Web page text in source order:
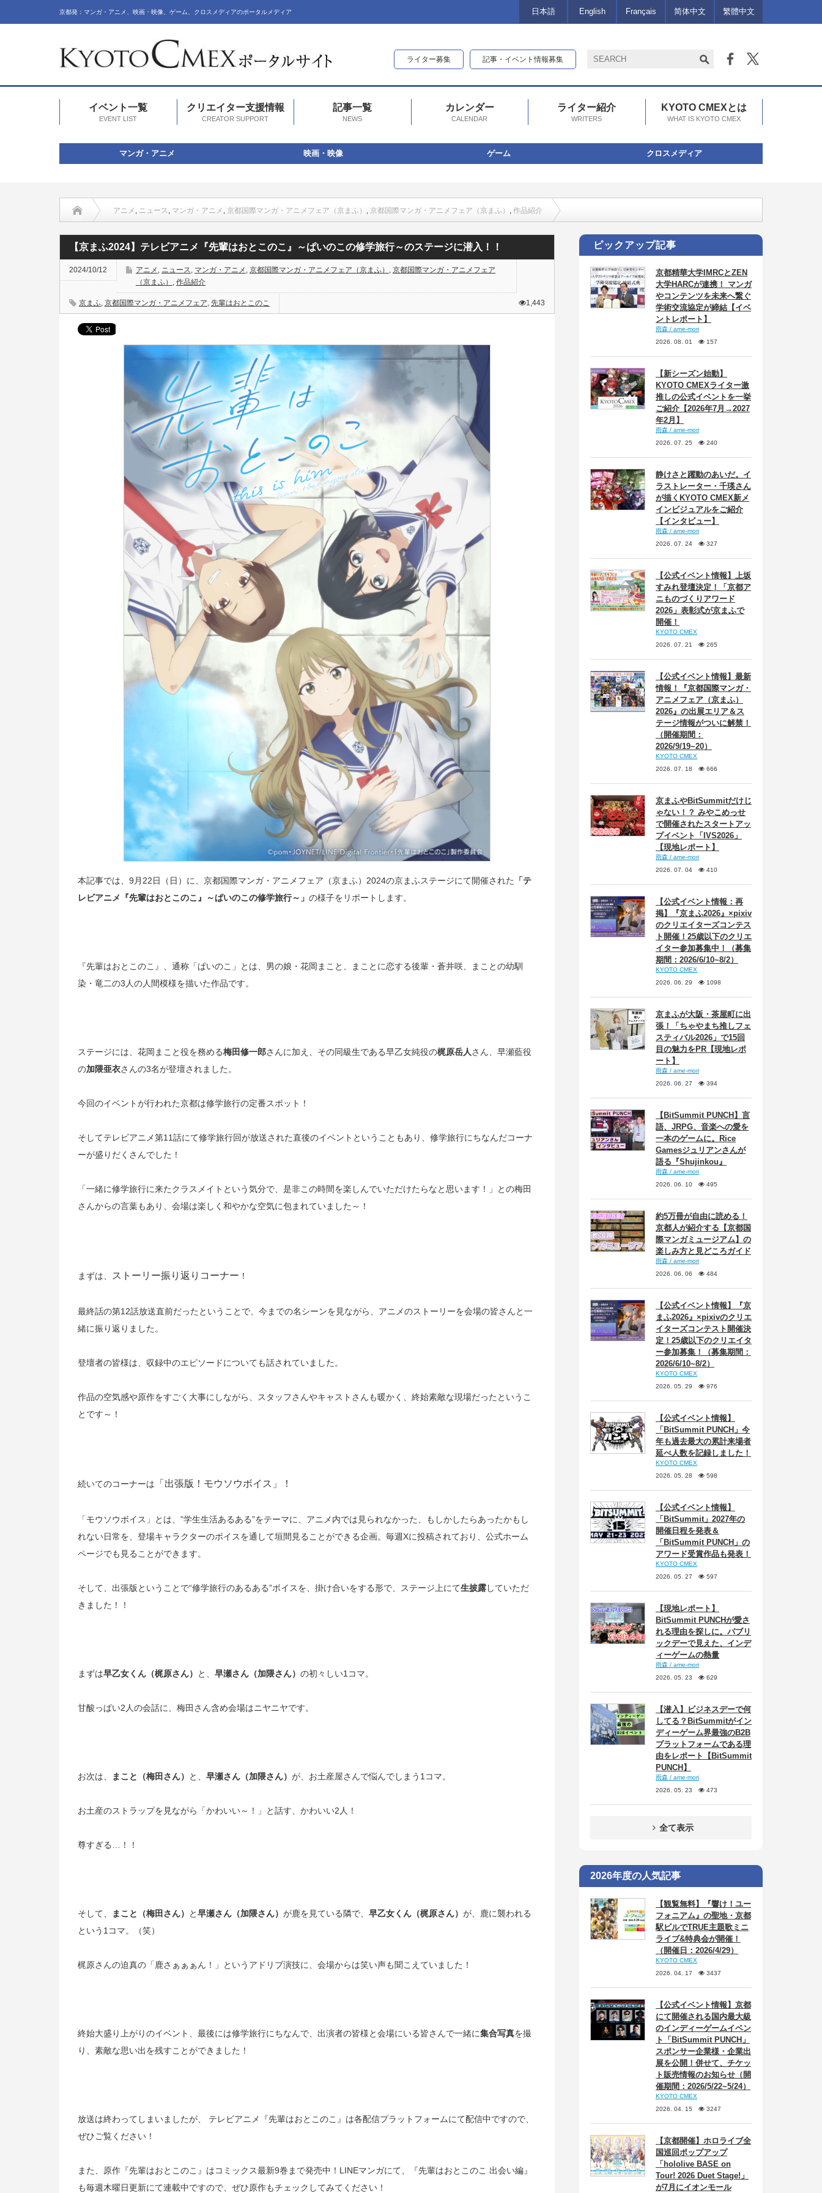
京都発：マンガ・アニメ、映画・映像、ゲーム、クロスメディアのポータルメディア 日本語 English Français 简体中文 繁體中文
ライター募集 記事・イベント情報募集
イベント一覧
EVENT LIST
クリエイター支援情報
CREATOR SUPPORT
記事一覧
NEWS
カレンダー
CALENDAR
ライター紹介
WRITERS
KYOTO CMEXとは
WHAT IS KYOTO CMEX
マンガ・アニメ 映画・映像 ゲーム クロスメディア
アニメ , ニュース, マンガ・アニメ , 京都国際マンガ・アニメフェア（京まふ） , 京都国際マンガ・アニメフェア（京まふ） , 作品紹介
【京まふ2024】テレビアニメ『先輩はおとこのこ』～ぱいのこの修学旅行～のステージに潜入！！
【京まふ2024】テレビアニメ『先輩はおとこのこ』～ぱいのこの修学旅行～のステージに潜入！！
2024/10/12 アニメ , ニュース, マンガ・アニメ , 京都国際マンガ・アニメフェア（京まふ） , 京都国際マンガ・アニメフェア
（京まふ） , 作品紹介
京まふ, 京都国際マンガ・アニメフェア, 先輩はおとこのこ 1,443
本記事では、 9月22日（日）に、京都国際マンガ・アニメフェア（京まふ） 2024の京まふステージにて開催された
「テ
レビアニメ『先輩はおとこのこ』～ぱいのこの修学旅行～」 の様子をリポートします。
『先輩はおとこのこ』、通称「ぱいのこ」とは、男の娘・花岡まこと、まことに恋する後輩・蒼井咲、まことの幼馴
染・竜二の3人の人間模様を描いた作品です。
ステージには、花岡まこと役を務める梅田修一郎さんに加え、その同級生である早乙女純役の梶原岳人さん、早瀬藍役
の加隈亜衣さんの3名が登壇されました。
今回のイベントが行われた京都は修学旅行の定番スポット！
そしてテレビアニメ第11話にて修学旅行回が放送された直後のイベントということもあり、修学旅行にちなんだコーナ
ーが盛りだくさんでした！
「一緒に修学旅行に来たクラスメイトという気分で、是非この時間を楽しんでいただけたらなと思います！」との梅田
さんからの言葉もあり、会場は楽しく和やかな空気に包まれていました～！
まずは、 ストーリー振り返りコーナー ！
最終話の第12話放送直前だったということで、今までの名シーンを見ながら、アニメのストーリーを会場の皆さんと一
緒に振り返りました。
登壇者の皆様は、収録中のエピソードについても話されていました。
作品の空気感や原作をすごく大事にしながら、スタッフさんやキャストさんも暖かく、終始素敵な現場だったというこ
とです～！
続いてのコーナーは 「出張版！モウソウボイス」！
「モウソウボイス」とは、”学生生活あるある”をテーマに、アニメ内では見られなかった、もしかしたらあったかもし
れない日常を、登場キャラクターのボイスを通して垣間見ることができる企画。毎週Xに投稿されており、公式ホーム
ページでも見ることができます。
そして、出張版ということで“修学旅行のあるある”ボイスを、掛け合いをする形で、ステージ上にて生披露していただ
きました！！
まずは早乙女くん（梶原さん） と、 早瀬さん（加隈さん） の初々しい1コマ。
甘酸っぱい2人の会話に、梅田さん含め会場はニヤニヤです。
お次は、 まこと（梅田さん） と、 早瀬さん（加隈さん） が、お土産屋さんで悩んでしまう 1コマ。
お土産のストラップを見ながら「かわいい～！」と話す、かわいい2人！
尊すぎる…！！
そして、 まこと（梅田さん） と早瀬さん（加隈さん） が鹿を見ている隣で、 早乙女くん（梶原さん） が、鹿に襲われる
という 1コマ。（笑）
梶原さんの迫真の「鹿さぁぁぁん！」というアドリブ演技に、会場からは笑い声も聞こえていました！
終始大盛り上がりのイベント、最後には修学旅行にちなんで、出演者の皆様と会場にいる皆さんで一緒に集合写真を撮
り、素敵な思い出を残すことができました！
放送は終わってしまいましたが、
テレビアニメ『先輩はおとこのこ』は各配信プラットフォームにて配信中ですので、
ぜひご覧ください！
また、原作『先輩はおとこのこ』はコミックス最新9巻まで発売中！ LINEマンガにて、『先輩はおとこのこ 出会い編』
も毎週木曜日更新にて連載中ですので、ぜひ原作もチェックしてみてください！
ピックアップ記事
京都精華大学IMRCとZEN
大学HARCが連携！ マンガ
やコンテンツを未来へ繋ぐ
学術交流協定が締結【イベ
ントレポート】
雨森 / ame-mori
2026. 08. 01
157
【新シーズン始動】
KYOTO CMEXライター激
推しの公式イベントを一挙
ご紹介【2026年7月→2027
年2月】
雨森 / ame-mori
2026. 07. 25
240
静けさと躍動のあいだ。イ
ラストレーター・千瑛さん
が描くKYOTO CMEX新メ
インビジュアルをご紹介
【インタビュー】
雨森 / ame-mori
2026. 07. 24
327
【公式イベント情報】上坂
すみれ登壇決定！「京都ア
ニものづくりアワード
2026」表彰式が京まふで
開催！
KYOTO CMEX
2026. 07. 21
265
【公式イベント情報】最新
情報！『京都国際マンガ・
アニメフェア（京まふ）
2026』の出展エリア＆ス
テージ情報がついに解禁！
（開催期間：
2026/9/19~20）
KYOTO CMEX
2026. 07. 18
666
京まふやBitSummitだけじ
ゃない！？ みやこめっせ
で開催されたスタートアッ
プイベント「IVS2026」
【現地レポート】
雨森 / ame-mori
2026. 07. 04
410
【公式イベント情報：再
掲】『京まふ2026』×pixiv
のクリエイターズコンテス
ト開催！25歳以下のクリエ
イター参加募集中！（募集
期間：2026/6/10~8/2）
KYOTO CMEX
2026. 06. 29
1098
京まふが大阪・茶屋町に出
張！「ちゃやまち推しフェ
スティバル2026」で15回
目の魅力をPR【現地レポ
ート】
雨森 / ame-mori
2026. 06. 27
394
【BitSummit PUNCH】言
語、JRPG、音楽への愛を
一本のゲームに。Rice
Gamesジュリアンさんが
語る『Shujinkou』
雨森 / ame-mori
2026. 06. 10
495
約5万冊が自由に読める！
京都人が紹介する【京都国
際マンガミュージアム】の
楽しみ方と見どころガイド
雨森 / ame-mori
2026. 06. 06
484
【公式イベント情報】『京
まふ2026』×pixivのクリエ
イターズコンテスト開催決
定！25歳以下のクリエイタ
ー参加募集！（募集期間：
2026/6/10~8/2）
KYOTO CMEX
2026. 05. 29
976
【公式イベント情報】
「BitSummit PUNCH」今
年も過去最大の累計来場者
延べ人数を記録しました！
KYOTO CMEX
2026. 05. 28
598
【公式イベント情報】
「BitSummit」2027年の
開催日程を発表＆
「BitSummit PUNCH」の
アワード受賞作品も発表！
KYOTO CMEX
2026. 05. 27
597
【現地レポート】
BitSummit PUNCHが愛さ
れる理由を探しに。パブリ
ックデーで見えた、インデ
ィーゲームの熱量
雨森 / ame-mori
2026. 05. 23
629
【潜入】ビジネスデーで何
してる？BitSummitがイン
ディーゲーム界最強のB2B
プラットフォームである理
由をレポート【BitSummit
PUNCH】
雨森 / ame-mori
2026. 05. 23
473
全て表示
2026年度の人気記事
【観覧無料】『響け！ユー
フォニアム』の聖地・京都
駅ビルでTRUE主題歌ミニ
ライブ&特典会が開催！
（開催日：2026/4/29）
KYOTO CMEX
2026. 04. 17
3437
【公式イベント情報】京都
にて開催される国内最大級
のインディーゲームイベン
ト「BitSummit PUNCH」
スポンサー企業様・企業出
展を公開！併せて、チケッ
ト販売情報のお知らせ（開
催期間：2026/5/22~5/24）
KYOTO CMEX
2026. 04. 15
3247
【京都開催】ホロライブ全
国巡回ポップアップ
「hololive BASE on
Tour! 2026 Duet Stage!」
が7月にイオンモール